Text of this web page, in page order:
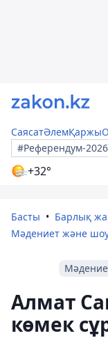
СаясатӘлемҚаржы
#Референдум-2026
+32°
Басты
Барлық
Мәдениет және
Алмат
көмек